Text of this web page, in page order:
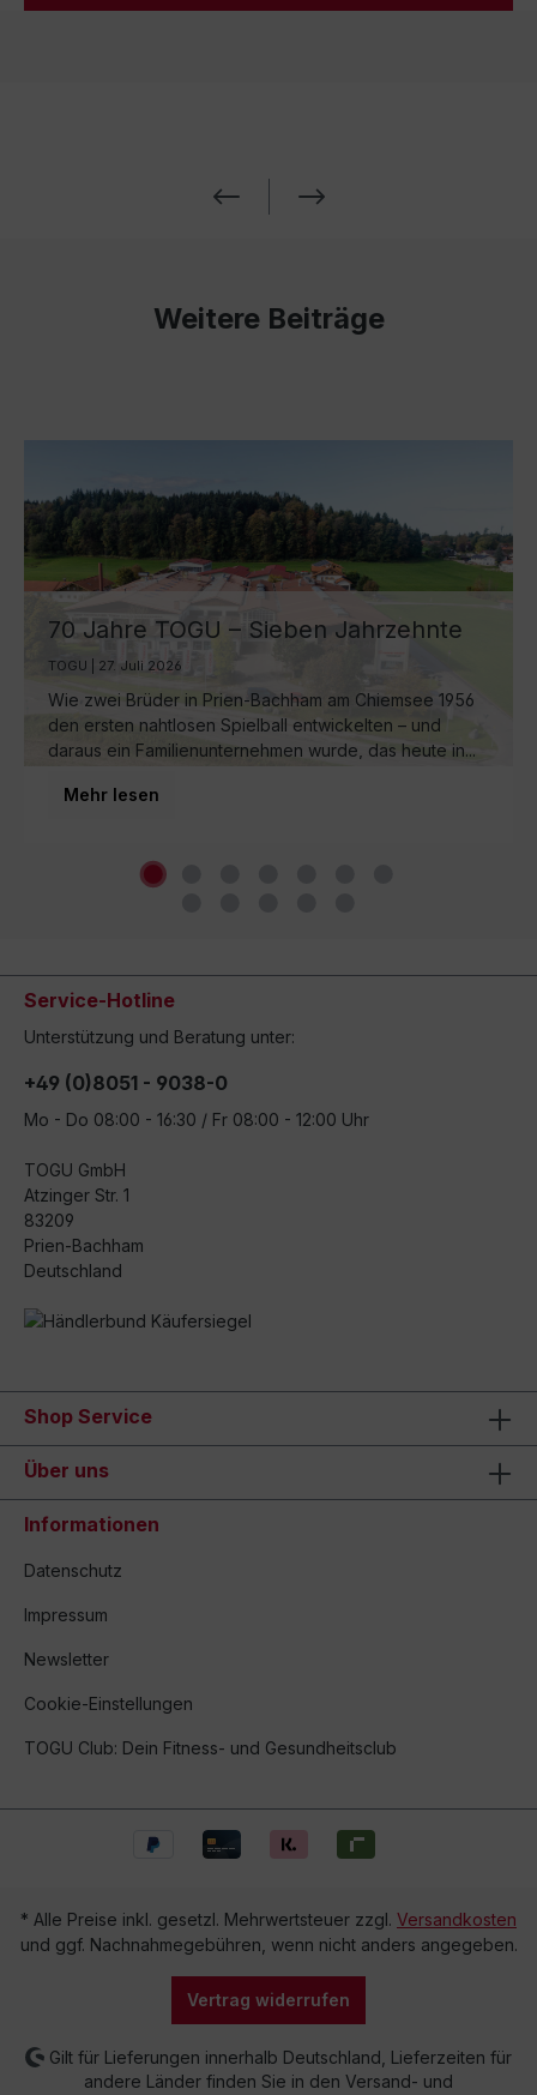
Weitere Beiträge
70 Jahre TOGU – Sieben Jahrzehnte
Ball-Manufaktur am Chiemsee
TOGU | 27. Juli 2026
Wie zwei Brüder in Prien-Bachham am Chiemsee 1956
den ersten nahtlosen Spielball entwickelten – und
daraus ein Familienunternehmen wurde, das heute in...
Mehr lesen
Service-Hotline
Unterstützung und Beratung unter:
+49 (0)8051 - 9038-0
Mo - Do 08:00 - 16:30 / Fr 08:00 - 12:00 Uhr
TOGU GmbH
Atzinger Str. 1
83209
Prien-Bachham
Deutschland
Shop Service
Über uns
Informationen
Datenschutz
Impressum
Newsletter
Cookie-Einstellungen
TOGU Club: Dein Fitness- und Gesundheitsclub
* Alle Preise inkl. gesetzl. Mehrwertsteuer zzgl. Versandkosten
und ggf. Nachnahmegebühren, wenn nicht anders angegeben.
Vertrag widerrufen
Gilt für Lieferungen innerhalb Deutschland, Lieferzeiten für
andere Länder finden Sie in den Versand- und